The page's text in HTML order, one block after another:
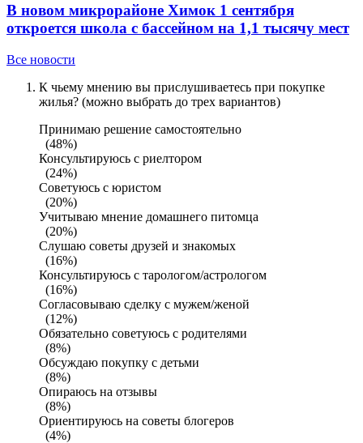
В новом микрорайоне Химок 1 сентября
откроется школа с бассейном на 1,1 тысячу мест
Все новости
К чьему мнению вы прислушиваетесь при покупке
жилья? (можно выбрать до трех вариантов)
Принимаю решение самостоятельно
(48%)
Консультируюсь с риелтором
(24%)
Советуюсь с юристом
(20%)
Учитываю мнение домашнего питомца
(20%)
Слушаю советы друзей и знакомых
(16%)
Консультируюсь с тарологом/астрологом
(16%)
Согласовываю сделку с мужем/женой
(12%)
Обязательно советуюсь с родителями
(8%)
Обсуждаю покупку с детьми
(8%)
Опираюсь на отзывы
(8%)
Ориентируюсь на советы блогеров
(4%)